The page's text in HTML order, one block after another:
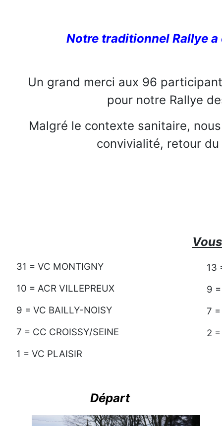
Notre traditionnel Rallye
Un grand merci aux 96
pour notre Rallye
Malgré le contexte sanitaire,
convivialité, retour
31 = VC MONTIGNY
10 = ACR VILLEPREUX
9 = VC BAILLY-NOISY
7 = CC CROISSY/SEINE
1 = VC PLAISIR
13
9
7
2
Départ